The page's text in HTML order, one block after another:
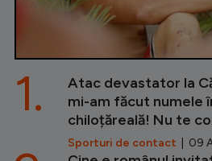
Atac devastator la
mi-am făcut numele
chiloțăreală! Nu te
Sporturi de contact | 09
1.